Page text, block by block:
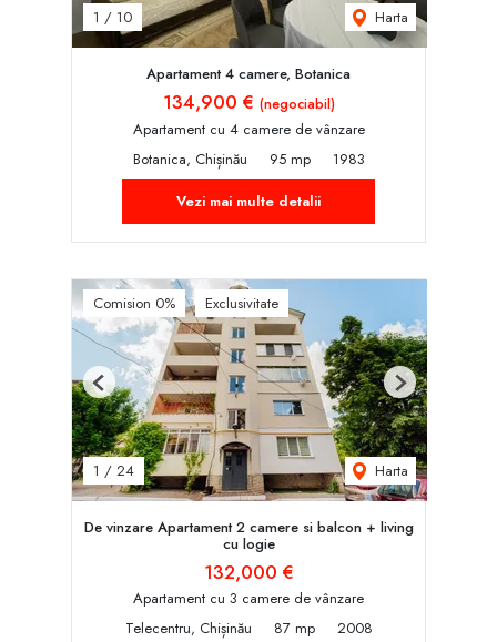
1 / 10 Harta
Apartament 4 camere, Botanica
134,900 € (negociabil)
Apartament cu 4 camere de vânzare
Botanica, Chișinău
95 mp
1983
Vezi mai multe detalii
Comision 0% Exclusivitate
1 / 24 Harta
Previous Next
De vinzare Apartament 2 camere si balcon + living
cu logie
132,000 €
Apartament cu 3 camere de vânzare
Telecentru, Chișinău
87 mp
2008